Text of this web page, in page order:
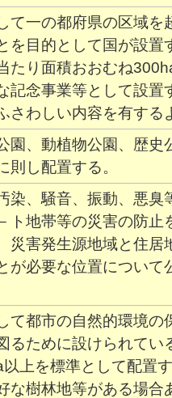
て一の都府県の区域を
を目的として国が設
たり面積おおむね
記念事業等として設置
さわしい内容を有する
園、動植物公園、歴
則し配置する。
染、騒音、振動、悪臭
ト地帯等の災害の防止
災害発生源地域と住居
が必要な位置について
て都市の自然的環境の
るために設けられて
上を標準として配置
な樹林地等がある場合